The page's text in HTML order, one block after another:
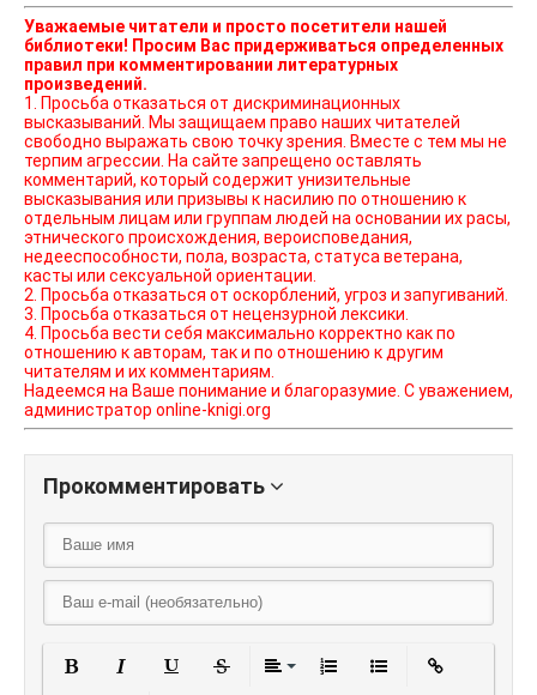
Уважаемые читатели и просто посетители нашей
библиотеки! Просим Вас придерживаться определенных
правил при комментировании литературных
произведений.
1. Просьба отказаться от дискриминационных
высказываний. Мы защищаем право наших читателей
свободно выражать свою точку зрения. Вместе с тем мы не
терпим агрессии. На сайте запрещено оставлять
комментарий, который содержит унизительные
высказывания или призывы к насилию по отношению к
отдельным лицам или группам людей на основании их расы,
этнического происхождения, вероисповедания,
недееспособности, пола, возраста, статуса ветерана,
касты или сексуальной ориентации.
2. Просьба отказаться от оскорблений, угроз и запугиваний.
3. Просьба отказаться от нецензурной лексики.
4. Просьба вести себя максимально корректно как по
отношению к авторам, так и по отношению к другим
читателям и их комментариям.
Надеемся на Ваше понимание и благоразумие. С уважением,
администратор online-knigi.org
Прокомментировать